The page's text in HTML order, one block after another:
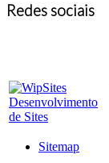
Redes sociais
Sitemap